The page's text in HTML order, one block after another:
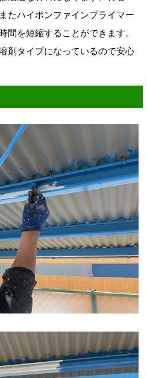
たハイポンファインプライマー
間を短縮することができます。
剤タイプになっているので安心